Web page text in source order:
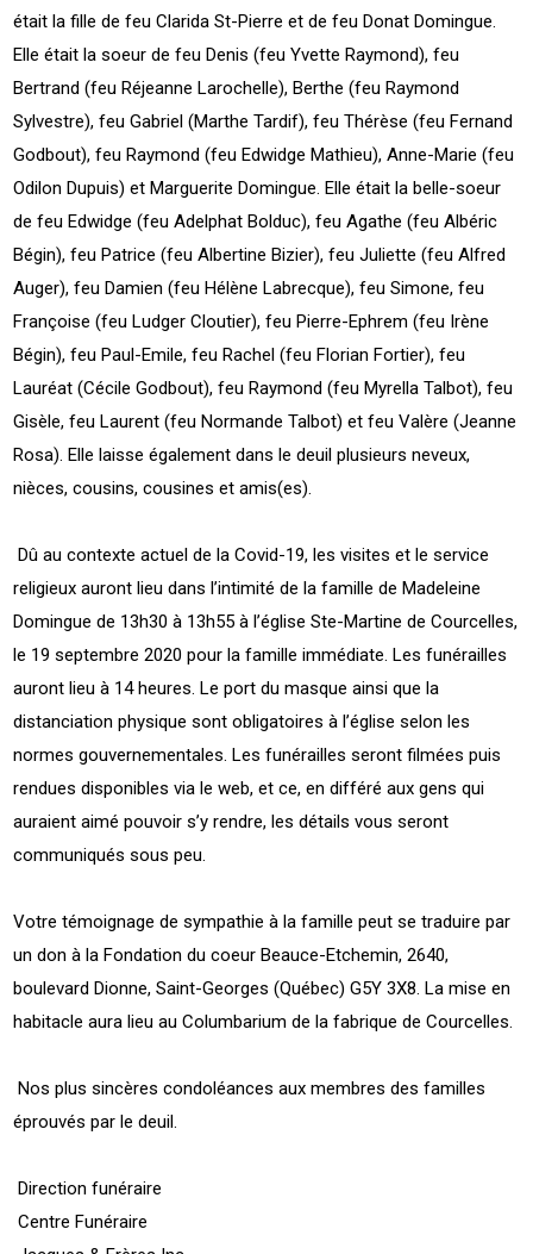
était la fille de feu Clarida St-Pierre et de feu Donat Domingue.
Elle était la soeur de feu Denis (feu Yvette Raymond), feu
Bertrand (feu Réjeanne Larochelle), Berthe (feu Raymond
Sylvestre), feu Gabriel (Marthe Tardif), feu Thérèse (feu Fernand
Godbout), feu Raymond (feu Edwidge Mathieu), Anne-Marie (feu
Odilon Dupuis) et Marguerite Domingue. Elle était la belle-soeur
de feu Edwidge (feu Adelphat Bolduc), feu Agathe (feu Albéric
Bégin), feu Patrice (feu Albertine Bizier), feu Juliette (feu Alfred
Auger), feu Damien (feu Hélène Labrecque), feu Simone, feu
Françoise (feu Ludger Cloutier), feu Pierre-Ephrem (feu Irène
Bégin), feu Paul-Emile, feu Rachel (feu Florian Fortier), feu
Lauréat (Cécile Godbout), feu Raymond (feu Myrella Talbot), feu
Gisèle, feu Laurent (feu Normande Talbot) et feu Valère (Jeanne
Rosa). Elle laisse également dans le deuil plusieurs neveux,
nièces, cousins, cousines et amis(es).
Dû au contexte actuel de la Covid-19, les visites et le service
religieux auront lieu dans l’intimité de la famille de Madeleine
Domingue de 13h30 à 13h55 à l’église Ste-Martine de Courcelles,
le 19 septembre 2020 pour la famille immédiate. Les funérailles
auront lieu à 14 heures. Le port du masque ainsi que la
distanciation physique sont obligatoires à l’église selon les
normes gouvernementales. Les funérailles seront filmées puis
rendues disponibles via le web, et ce, en différé aux gens qui
auraient aimé pouvoir s’y rendre, les détails vous seront
communiqués sous peu.
Votre témoignage de sympathie à la famille peut se traduire par
un don à la Fondation du coeur Beauce-Etchemin, 2640,
boulevard Dionne, Saint-Georges (Québec) G5Y 3X8. La mise en
habitacle aura lieu au Columbarium de la fabrique de Courcelles.
Nos plus sincères condoléances aux membres des familles
éprouvés par le deuil.
Direction funéraire
Centre Funéraire